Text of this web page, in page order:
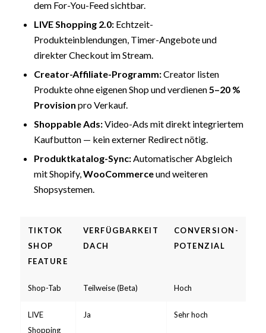
dem For-You-Feed sichtbar.
LIVE Shopping 2.0:Echtzeit-
Produkteinblendungen, Timer-Angebote und
direkter Checkout im Stream.
Creator-Affiliate-Programm:Creator listen
Produkte ohne eigenen Shop und verdienen5–20 %
Provision pro Verkauf.
Shoppable Ads:Video-Ads mit direkt integriertem
Kaufbutton — kein externer Redirect nötig.
Produktkatalog-Sync:Automatischer Abgleich
mit Shopify,WooCommerceund weiteren
Shopsystemen.
TIKTOK
SHOP
FEATURE
VERFÜGBARKEIT
DACH
CONVERSION-
POTENZIAL
Shop-Tab Teilweise (Beta) Hoch
LIVE
Shopping
Ja Sehr hoch